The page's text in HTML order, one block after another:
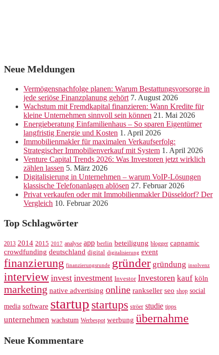
Neue Meldungen
Vermögensnachfolge planen: Warum Bestattungsvorsorge in
jede seriöse Finanzplanung gehört 7. August 2026
Wachstum mit Fremdkapital finanzieren: Wann Kredite für
kleine Unternehmen sinnvoll sein können 21. Mai 2026
Energieberatung Einfamilienhaus – So sparen Eigentümer
langfristig Energie und Kosten 1. April 2026
Immobilienmakler für maximalen Verkaufserfolg:
Strategischer Immobilienverkauf mit System 1. April 2026
Venture Capital Trends 2026: Was Investoren jetzt wirklich
zählen lassen 5. März 2026
Digitalisierung in Unternehmen – warum VoIP-Lösungen
klassische Telefonanlagen ablösen 27. Februar 2026
Privat verkaufen oder mit Immobilienmakler Düsseldorf? Der
Vergleich 10. Februar 2026
Top Schlagwörter
2013 2014 2015 2017 analyse app berlin beteiligung blogger capnamic
crowdfunding deutschland digital digitalisierung event
finanzierung finanzierungsrunde gründer gründung insolvenz
interview invest investment Investor Investoren kauf köln
marketing native advertising online rankseller seo shop social
media software startup startups ströer studie tipps
unternehmen wachstum Werbespot werbung übernahme
Neue Kommentare